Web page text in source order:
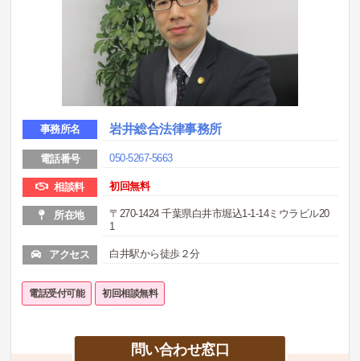
事務所名 岩井総合法律事務所
電話番号 050-5267-5663
相談料 初回無料
所在地
〒270-1424 千葉県白井市堀込1-1-14ミウラビル20
1
アクセス 白井駅から徒歩２分
電話受付可能 初回相談無料
問い合わせ窓口